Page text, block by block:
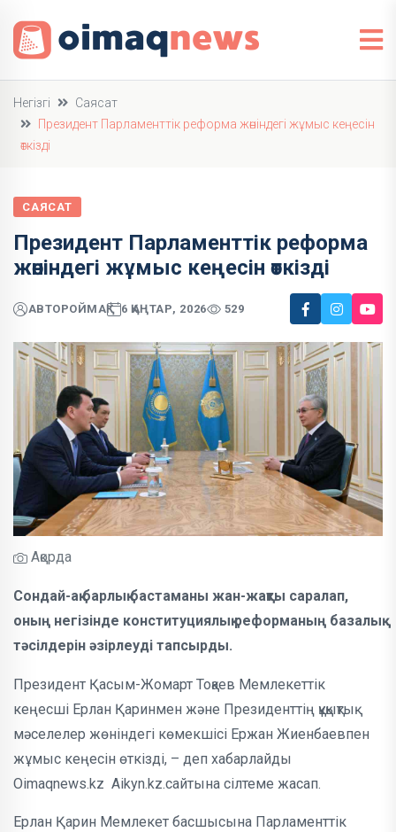
Негізгі
Саясат
Президент Парламенттік реформа жөніндегі жұмыс кеңесін
өткізді
САЯСАТ
Президент Парламенттік реформа
жөніндегі жұмыс кеңесін өткізді
АВТОРОЙМАҚ 6 ҚАҢТАР, 2026 529
Ақорда
Сондай-ақ барлық бастаманы жан-жақты саралап,
оның негізінде конституциялық реформаның базалық
тәсілдерін әзірлеуді тапсырды.
Президент Қасым-Жомарт Тоқаев Мемлекеттік
кеңесші Ерлан Қаринмен және Президенттің құқықтық
мәселелер жөніндегі көмекшісі Ержан Жиенбаевпен
жұмыс кеңесін өткізді, – деп хабарлайды
Oimaqnews.kz Aikyn.kz.сайтына сілтеме жасап.
Ерлан Қарин Мемлекет басшысына Парламенттік